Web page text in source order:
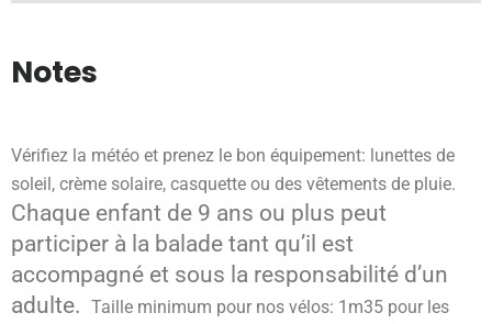
Notes
Vérifiez la météo et prenez le bon équipement: lunettes de
soleil, crème solaire, casquette ou des vêtements de pluie.
Chaque enfant de 9 ans ou plus peut
participer à la balade tant qu’il est
accompagné et sous la responsabilité d’un
adulte. Taille minimum pour nos vélos: 1m35 pour les